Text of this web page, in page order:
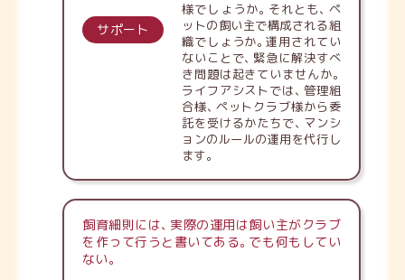
サポート
様でしょうか。それとも、ペ
ットの飼い主で構成される組
織でしょうか。運用されてい
ないことで、緊急に解決すべ
き問題は起きていませんか。
ライフアシストでは、管理組
合様、ペットクラブ様から委
託を受けるかたちで、マンシ
ョンのルールの運用を代行し
ます。
飼育細則には、実際の運用は飼い主がクラブ
を作って行うと書いてある。でも何もしてい
ない。